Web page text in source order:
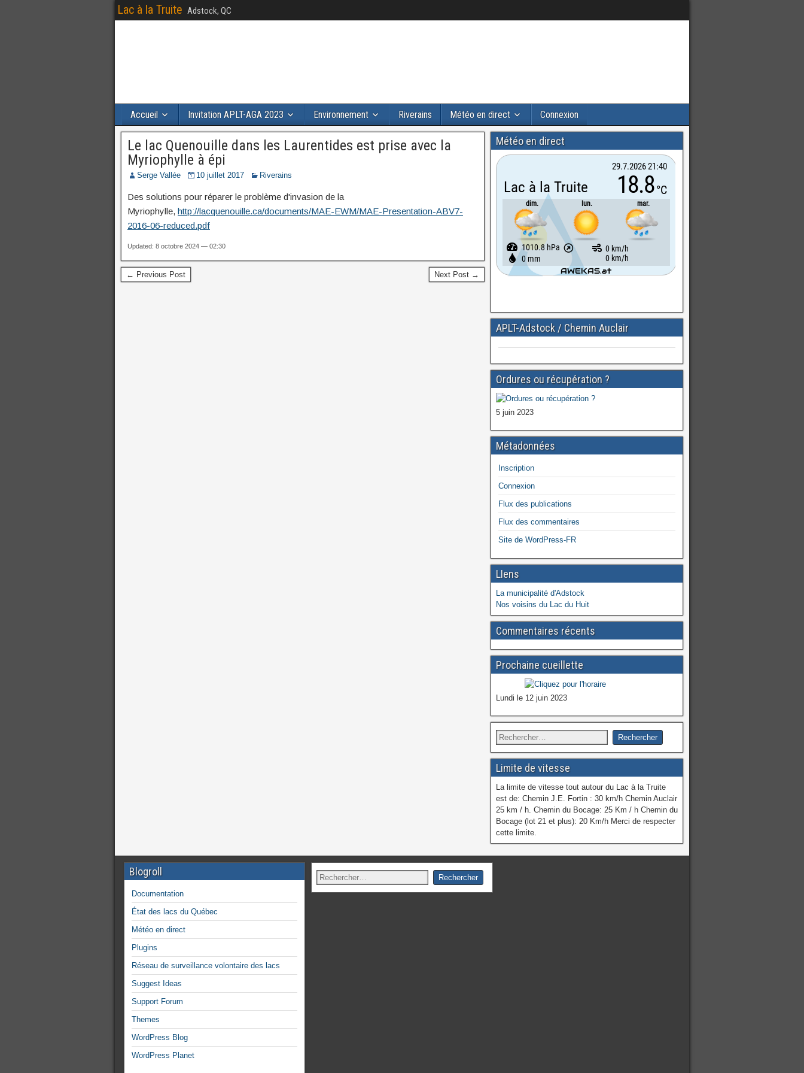
Lac à la Truite Adstock, QC
Accueil Invitation APLT-AGA 2023 Environnement Riverains Météo en direct Connexion
Le lac Quenouille dans les Laurentides est prise avec la
Myriophylle à épi
Serge Vallée 10 juillet 2017 Riverains
Des solutions pour réparer le problème d'invasion de la
Myriophylle, http://lacquenouille.ca/documents/MAE-EWM/MAE-Presentation-ABV7-
2016-06-reduced.pdf
Updated: 8 octobre 2024 — 02:30
← Previous Post Next Post →
Météo en direct
APLT-Adstock / Chemin Auclair
Ordures ou récupération ?
5 juin 2023
Métadonnées
Inscription
Connexion
Flux des publications
Flux des commentaires
Site de WordPress-FR
LIens
La municipalité d'Adstock
Nos voisins du Lac du Huit
Commentaires récents
Prochaine cueillette
Lundi le 12 juin 2023
Limite de vitesse
La limite de vitesse tout autour du Lac à la Truite
est de: Chemin J.E. Fortin : 30 km/h Chemin Auclair
25 km / h. Chemin du Bocage: 25 Km / h Chemin du
Bocage (lot 21 et plus): 20 Km/h Merci de respecter
cette limite.
Blogroll
Documentation
État des lacs du Québec
Météo en direct
Plugins
Réseau de surveillance volontaire des lacs
Suggest Ideas
Support Forum
Themes
WordPress Blog
WordPress Planet